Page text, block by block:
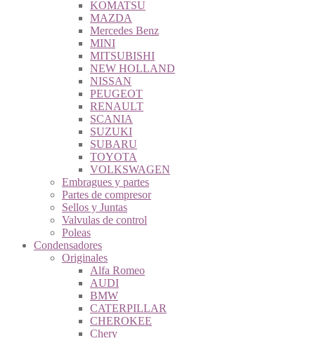
KOMATSU
MAZDA
Mercedes Benz
MINI
MITSUBISHI
NEW HOLLAND
NISSAN
PEUGEOT
RENAULT
SCANIA
SUZUKI
SUBARU
TOYOTA
VOLKSWAGEN
Embragues y partes
Partes de compresor
Sellos y Juntas
Valvulas de control
Poleas
Condensadores
Originales
Alfa Romeo
AUDI
BMW
CATERPILLAR
CHEROKEE
Chery